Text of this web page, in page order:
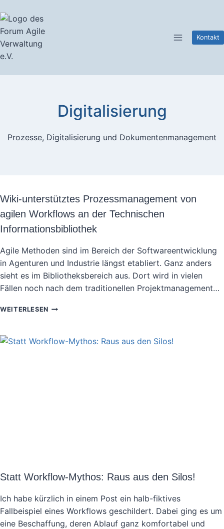
Inhalt
springen
Kontakt
Digitalisierung
Prozesse, Digitalisierung und Dokumentenmanagement
Wiki-unterstütztes Prozessmanagement von
agilen Workflows an der Technischen
Informationsbibliothek
Agile Methoden sind im Bereich der Softwareentwicklung
in Agenturen und Industrie längst etabliert. Ganz anders
sieht es im Bibliotheksbereich aus. Dort wird in vielen
Fällen noch nach dem traditionellen Projektmanagement…
WEITERLESEN WIKI-
VON
AGILEN
Statt Workflow-Mythos: Raus aus den Silos!
Ich habe kürzlich in einem Post ein halb-fiktives
Fallbeispiel eines Workflows geschildert. Dabei ging es um
eine Beschaffung, deren Ablauf ganz komfortabel und